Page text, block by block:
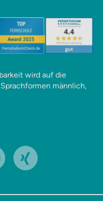
wird auf die
männlich,